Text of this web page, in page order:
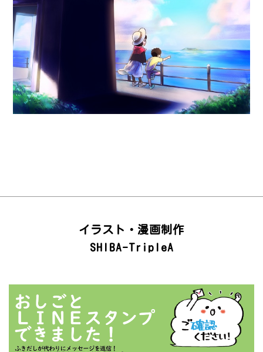
イラスト・漫画制作
SHIBA-TripleA